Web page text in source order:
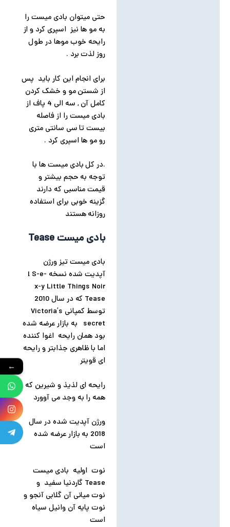
حتی میتوان بادی میست را
به مو ها نیز اسپری کرد و از
رایحه خوب موها در طول
روز لذت برد .
برای انجام این کار باید پس
از شستن مو و خشک کردن
کامل آن , سه الی 4 پاف از
بادی میست را از فاصله
بیست تا سی سانتی متری
رو مو ها اسپری کرد .
.در کل بادی میست ها با
توجه به حجم بیشتر و
قیمت مناسبی که دارند
گزینه خوبی برای استفاده
روزانه هستند
بادی میست Tease
بادی میست تیز ورژن
آپدیت شده نسخه l S-e-
x-y Little Things Noir
توسط کمپانی Victoria’s
secret به بازار عرضه شده
بود همان رایحه اغوا کننده
اما با ظاهری جذابتر و رایحه
ای قویتر
رایحه ای لذیذ و شیرین که
همه را به وجد می آوورد
ورژن آپدیت شده در سال
2018 به بازار عرضه شده
است
نوت اولیه بادی میست
Tease گاردنیا سفید و
نوت میانی آن گلابی آنجو و
نوت پایه آن وانیل سیاه
است
←